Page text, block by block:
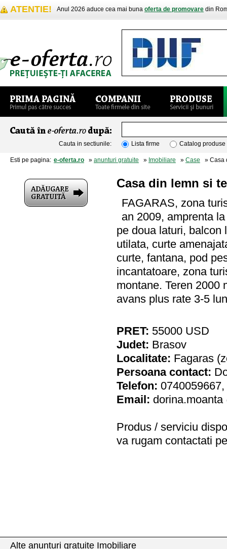
ATENTIE! Anul 2026 aduce cea mai buna oferta de promovare din
Cauta in sectiunile: Lista firme Catalog produse
Esti pe pagina: e-oferta.ro » anunturi gratuite » Imobiliare » Case » Casa
Casa din lemn si
FAGARAS, zona
an 2009, amprenta
pe doua laturi, balcon
utilata, curte
curte, fantana, pod
incantatoare, zona
montane. Teren 2000
avans plus rate 3-5
PRET: 55000 USD
Judet: Brasov
Localitate: Fagaras
Persoana contact:
Telefon:
Email:
Produs / serviciu
va rugam contactati
Alte anunturi gratuite Imobiliare